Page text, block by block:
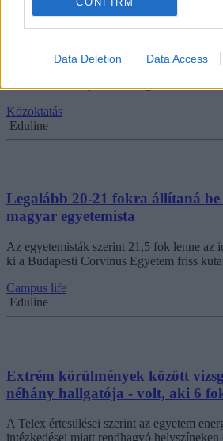
Data Deletion Data Access
Nem volt fűtés, aztán elment a
épületbe költöztetik egy
Közoktatás
Eduline
Legalább 20-21 fokra állítaná be
magyar egyetemista
Az egyetemisták szerint 21,5 fok lenne az
ki a Budapesti Corvinus Egyetem friss
Campus life
Eduline
Extrém körülmények között
néhány hallgatója - volt, aki 6
A Telex értesülései szerint az egyetem
intézkedései miatt rendhagyó